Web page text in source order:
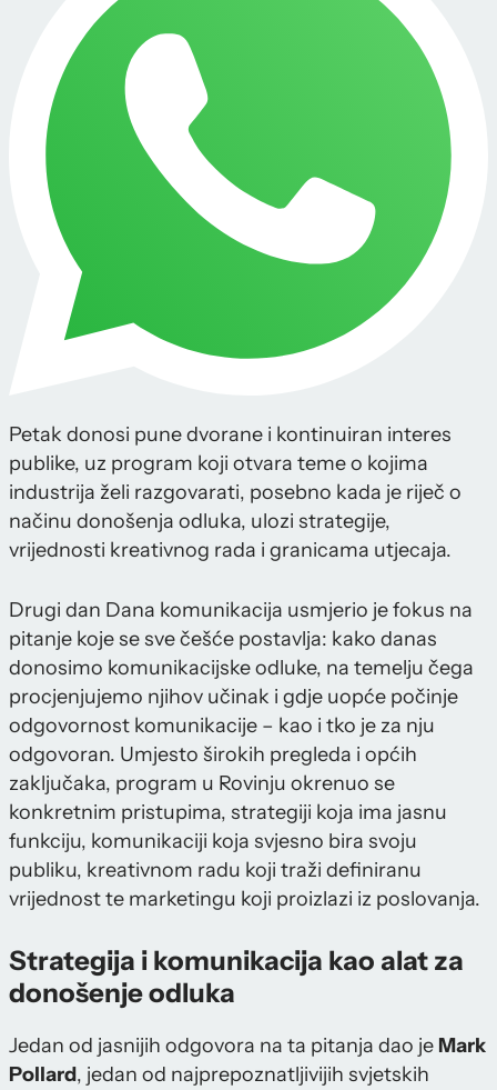
Petak donosi pune dvorane i kontinuiran interes
publike, uz program koji otvara teme o kojima
industrija želi razgovarati, posebno kada je riječ o
načinu donošenja odluka, ulozi strategije,
vrijednosti kreativnog rada i granicama utjecaja.
Drugi dan Dana komunikacija usmjerio je fokus na
pitanje koje se sve češće postavlja: kako danas
donosimo komunikacijske odluke, na temelju čega
procjenjujemo njihov učinak i gdje uopće počinje
odgovornost komunikacije – kao i tko je za nju
odgovoran. Umjesto širokih pregleda i općih
zaključaka, program u Rovinju okrenuo se
konkretnim pristupima, strategiji koja ima jasnu
funkciju, komunikaciji koja svjesno bira svoju
publiku, kreativnom radu koji traži definiranu
vrijednost te marketingu koji proizlazi iz poslovanja.
Strategija i komunikacija kao alat za
donošenje odluka
Jedan od jasnijih odgovora na ta pitanja dao je Mark
Pollard, jedan od najprepoznatljivijih svjetskih